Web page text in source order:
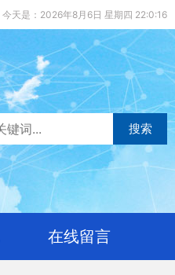
今天是：2026年8月6日 星期四 22:0:17
搜索
在线留言